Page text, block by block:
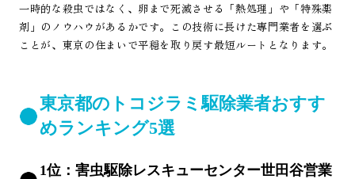
一時的な殺虫ではなく、卵まで死滅させる「熱処理」や「特殊薬
剤」のノウハウがあるかです。この技術に長けた専門業者を選ぶ
ことが、東京の住まいで平穏を取り戻す最短ルートとなります。
東京都のトコジラミ駆除業者おすす
めランキング5選
1位：害虫駆除レスキューセンター世田谷営業